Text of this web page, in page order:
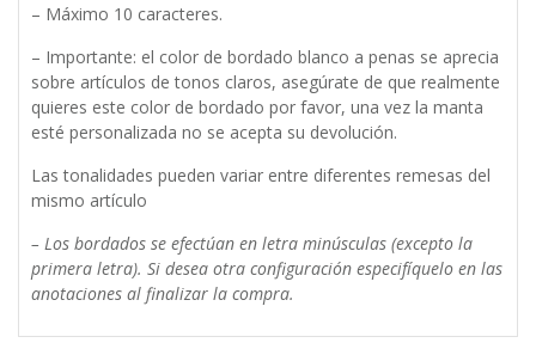
– Máximo 10 caracteres.
– Importante: el color de bordado blanco a penas se aprecia
sobre artículos de tonos claros, asegúrate de que realmente
quieres este color de bordado por favor, una vez la manta
esté personalizada no se acepta su devolución.
Las tonalidades pueden variar entre diferentes remesas del
mismo artículo
– Los bordados se efectúan en letra minúsculas (excepto la
primera letra). Si desea otra configuración especifíquelo en las
anotaciones al finalizar la compra.